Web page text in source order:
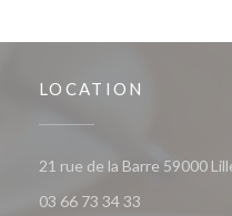
LOCATION
21 rue de la Barre 59000
03 66 73 34 33